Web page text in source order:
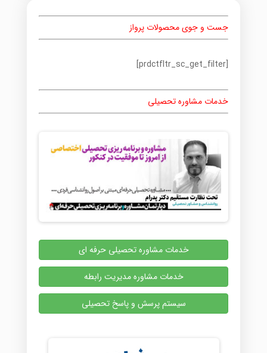
جست و جوی محصولات پرواز
[prdctfltr_sc_get_filter]
خدمات مشاوره تحصیلی
خدمات مشاوره تحصیلی حرفه ای
خدمات مشاوره مدیریت رابطه
سیستم پرسش و پاسخ تحصیلی